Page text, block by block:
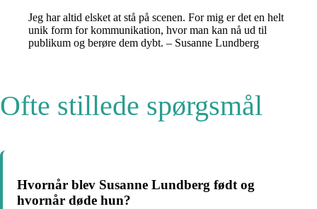
Jeg har altid elsket at stå på scenen. For mig er det en helt
unik form for kommunikation, hvor man kan nå ud til
publikum og berøre dem dybt. – Susanne Lundberg
Ofte stillede spørgsmål
Hvornår blev Susanne Lundberg født og
hvornår døde hun?